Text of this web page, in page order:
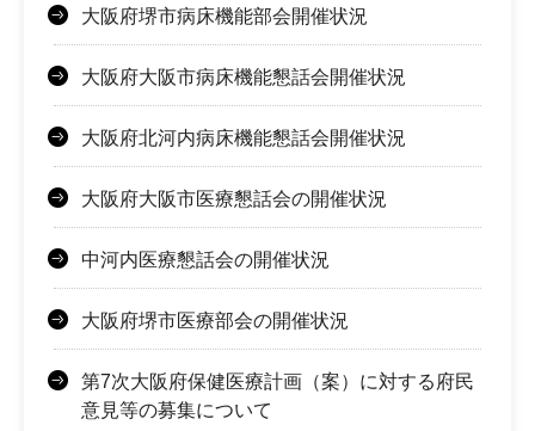
大阪府堺市病床機能部会開催状況
大阪府大阪市病床機能懇話会開催状況
大阪府北河内病床機能懇話会開催状況
大阪府大阪市医療懇話会の開催状況
中河内医療懇話会の開催状況
大阪府堺市医療部会の開催状況
第7次大阪府保健医療計画（案）に対する府民
意見等の募集について